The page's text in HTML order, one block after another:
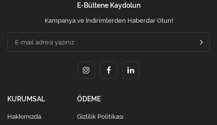
E-Bültene Kaydolun
Kampanya ve İndirimlerden Haberdar Olun!
KURUMSAL
Hakkımızda
ÖDEME
Gizlilik Politikası